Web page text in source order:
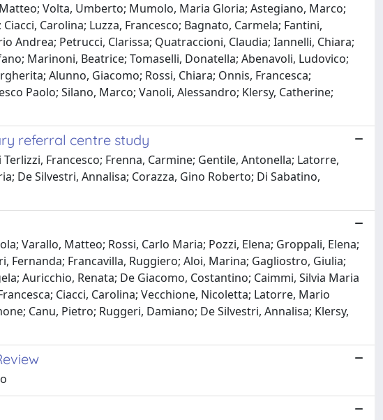
Volta, Umberto; Mumolo, Maria Gloria; Astegiano, Marco;
Carolina; Luzza, Francesco; Bagnato, Carmela; Fantini,
Andrea; Petrucci, Clarissa; Quatraccioni, Claudia; Iannelli, Chiara;
Marinoni, Beatrice; Tomaselli, Donatella; Abenavoli, Ludovico;
Alunno, Giacomo; Rossi, Chiara; Onnis, Francesca;
Paolo; Silano, Marco; Vanoli, Alessandro; Klersy, Catherine;
referral centre study
Francesco; Frenna, Carmine; Gentile, Antonella; Latorre,
De Silvestri, Annalisa; Corazza, Gino Roberto; Di Sabatino,
Varallo, Matteo; Rossi, Carlo Maria; Pozzi, Elena; Groppali, Elena;
Fernanda; Francavilla, Ruggiero; Aloi, Marina; Gagliostro, Giulia;
Auricchio, Renata; De Giacomo, Costantino; Caimmi, Silvia Maria
Ciacci, Carolina; Vecchione, Nicoletta; Latorre, Mario
Canu, Pietro; Ruggeri, Damiano; De Silvestri, Annalisa; Klersy,